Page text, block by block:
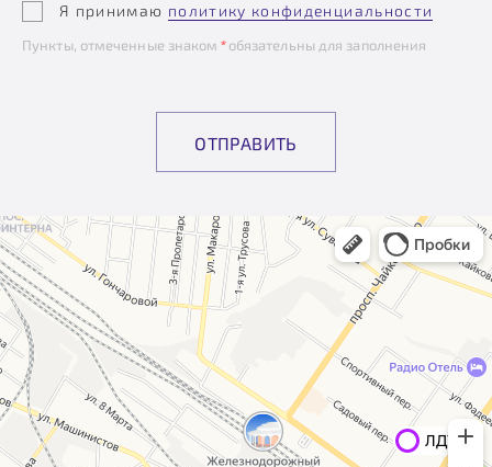
Я принимаю политику конфиденциальности
Пункты, отмеченные знаком *обязательны для заполнения
ОТПРАВИТЬ